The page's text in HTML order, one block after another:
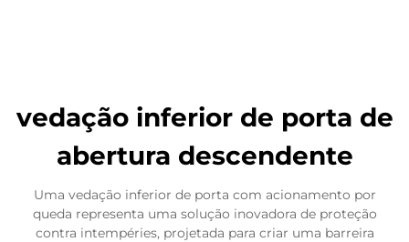
vedação inferior de porta de
abertura descendente
Uma vedação inferior de porta com acionamento por
queda representa uma solução inovadora de proteção
contra intempéries, projetada para criar uma barreira